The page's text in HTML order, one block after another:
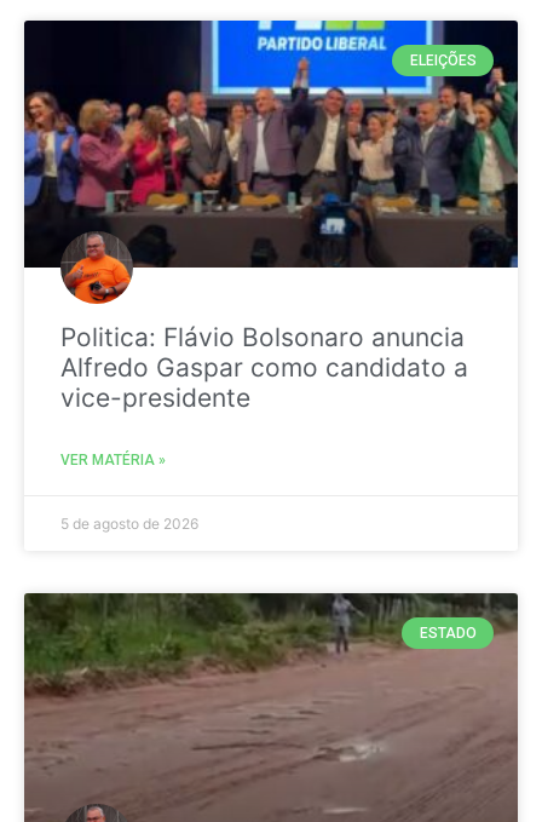
ELEIÇÕES
Politica: Flávio Bolsonaro anuncia
Alfredo Gaspar como candidato a
vice-presidente
VER MATÉRIA »
5 de agosto de 2026
ESTADO